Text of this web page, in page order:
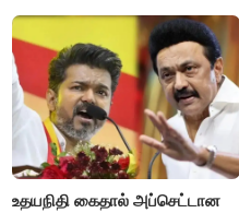
உதயநிதி கைதால் அப்செட்டான